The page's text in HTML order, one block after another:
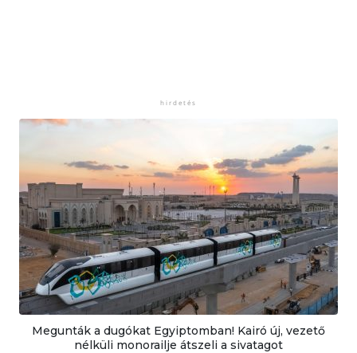
Megunták a dugókat Egyiptomban! Kairó új, vezető
nélküli monorailje átszeli a sivatagot